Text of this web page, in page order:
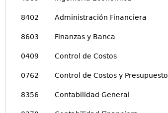
8402 Administración Financiera
8603 Finanzas y Banca
0409 Control de Costos
0762 Control de Costos y Presupuesto
8356 Contabilidad General